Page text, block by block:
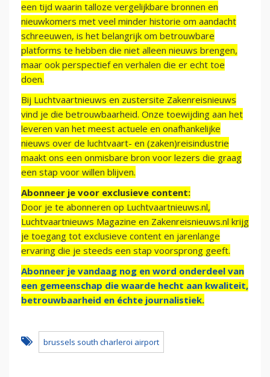
een tijd waarin talloze vergelijkbare bronnen en
nieuwkomers met veel minder historie om aandacht
schreeuwen, is het belangrijk om betrouwbare
platforms te hebben die niet alleen nieuws brengen,
maar ook perspectief en verhalen die er echt toe
doen.
Bij Luchtvaartnieuws en zustersite Zakenreisnieuws
vind je die betrouwbaarheid. Onze toewijding aan het
leveren van het meest actuele en onafhankelijke
nieuws over de luchtvaart- en (zaken)reisindustrie
maakt ons een onmisbare bron voor lezers die graag
een stap voor willen blijven.
Abonneer je voor exclusieve content:
Door je te abonneren op Luchtvaartnieuws.nl,
Luchtvaartnieuws Magazine en Zakenreisnieuws.nl krijg
je toegang tot exclusieve content en jarenlange
ervaring die je steeds een stap voorsprong geeft.
Abonneer je vandaag nog en word onderdeel van
een gemeenschap die waarde hecht aan kwaliteit,
betrouwbaarheid en échte journalistiek.
brussels south charleroi airport